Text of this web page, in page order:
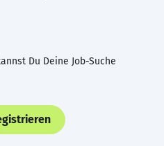
Du Deine Job-Suche